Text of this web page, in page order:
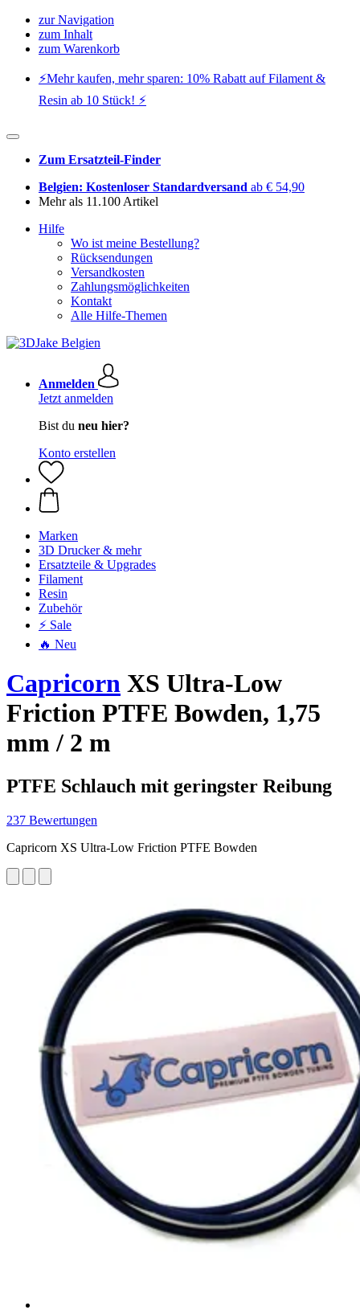
zur Navigation
zum Inhalt
zum Warenkorb
⚡️Mehr kaufen, mehr sparen: 10% Rabatt auf Filament &
Resin ab 10 Stück! ⚡️
Zum Ersatzteil-Finder
Belgien: Kostenloser Standardversand ab € 54,90
Mehr als 11.100 Artikel
Hilfe
Wo ist meine Bestellung?
Rücksendungen
Versandkosten
Zahlungsmöglichkeiten
Kontakt
Alle Hilfe-Themen
Anmelden
Jetzt anmelden
Bist du neu hier?
Konto erstellen
Marken
3D Drucker & mehr
Ersatzteile & Upgrades
Filament
Resin
Zubehör
⚡ Sale
🔥 Neu
Capricorn XS Ultra-Low
Friction PTFE Bowden, 1,75
mm / 2 m
PTFE Schlauch mit geringster Reibung
237 Bewertungen
Capricorn XS Ultra-Low Friction PTFE Bowden